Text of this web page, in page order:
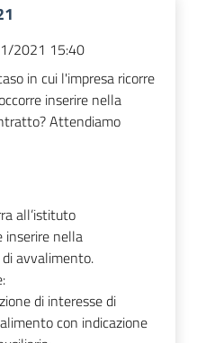
2021 15:40
in cui l'impresa ricorre
inserire nella
Attendiamo
all’istituto
inserire nella
avvalimento.
di interesse di
con indicazione